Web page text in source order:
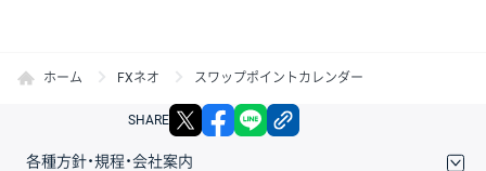
ホーム FXネオ スワップポイントカレンダー
SHARE X facebook
各種方針・規程・会社案内